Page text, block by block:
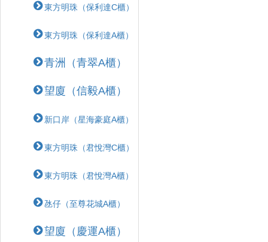
東方明珠（保利達C櫃）
東方明珠（保利達A櫃）
青洲（青翠A櫃）
望廈（信毅A櫃）
新口岸（星海豪庭A櫃）
東方明珠（君悅灣C櫃）
東方明珠（君悅灣A櫃）
氹仔（至尊花城A櫃）
望廈（慶運A櫃）